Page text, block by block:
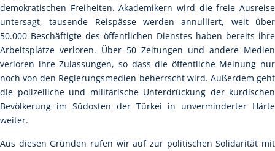
demokratischen Freiheiten. Akademikern wird die freie Ausreise
untersagt, tausende Reispässe werden annulliert, weit über
50.000 Beschäftigte des öffentlichen Dienstes haben bereits ihre
Arbeitsplätze verloren. Über 50 Zeitungen und andere Medien
verloren ihre Zulassungen, so dass die öffentliche Meinung nur
noch von den Regierungsmedien beherrscht wird. Außerdem geht
die polizeiliche und militärische Unterdrückung der kurdischen
Bevölkerung im Südosten der Türkei in unverminderter Härte
weiter.
Aus diesen Gründen rufen wir auf zur politischen Solidarität mit